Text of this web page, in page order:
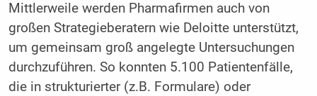
Mittlerweile werden Pharmafirmen auch von
großen Strategieberatern wie Deloitte unterstützt,
um gemeinsam groß angelegte Untersuchungen
durchzuführen. So konnten 5.100 Patientenfälle,
die in strukturierter (z.B. Formulare) oder